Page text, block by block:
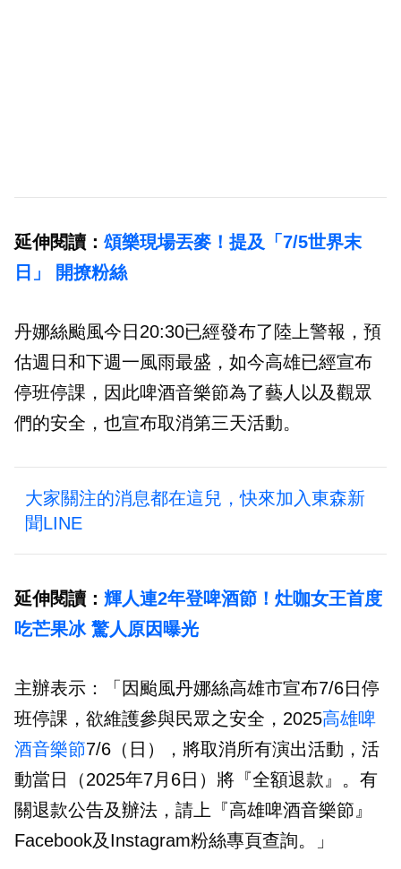
延伸閱讀： 頌樂現場丟麥！提及「7/5世界末
日」 開撩粉絲
丹娜絲颱風今日20:30已經發布了陸上警報，預
估週日和下週一風雨最盛，如今高雄已經宣布
停班停課，因此啤酒音樂節為了藝人以及觀眾
們的安全，也宣布取消第三天活動。
大家關注的消息都在這兒，快來加入東森新
聞LINE
延伸閱讀： 輝人連2年登啤酒節！灶咖女王首度
吃芒果冰 驚人原因曝光
主辦表示：「因颱風丹娜絲高雄市宣布7/6日停
班停課，欲維護參與民眾之安全，2025高雄啤
酒音樂節7/6（日），將取消所有演出活動，活
動當日（2025年7月6日）將『全額退款』。有
關退款公告及辦法，請上『高雄啤酒音樂節』
Facebook及Instagram粉絲專頁查詢。」